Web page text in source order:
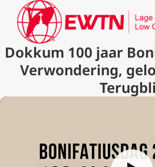
Dokkum 100 jaar
Verwondering,